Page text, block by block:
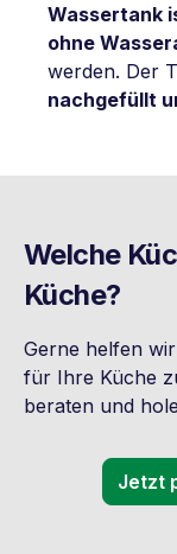
Wassertank
ohne
werden. Der
nachgefüllt
Welche
Küche?
Gerne helfen
für Ihre Küche
beraten und
Jetzt